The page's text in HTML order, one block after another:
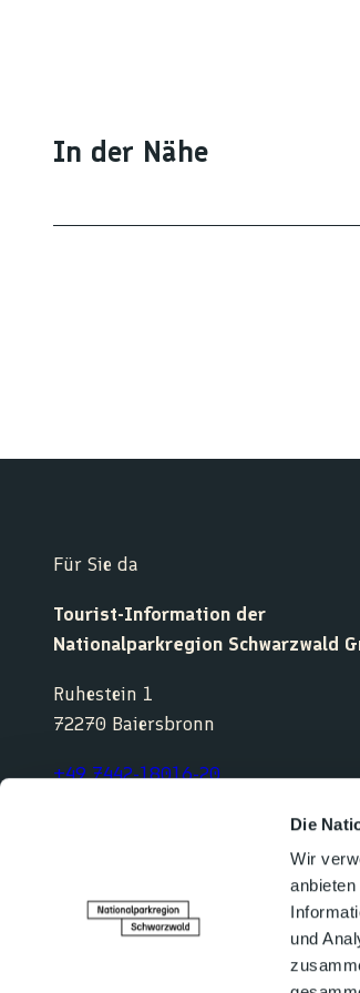
Die
Wir
und
In der Nähe
Für Sie da
Tourist-Information der
Nationalparkregion Schwarzwald
Ruhestein 1
72270 Baiersbronn
+49 7442-18016-20
service@nationalparkregion-
Y
o
I
n
s
K
o
m